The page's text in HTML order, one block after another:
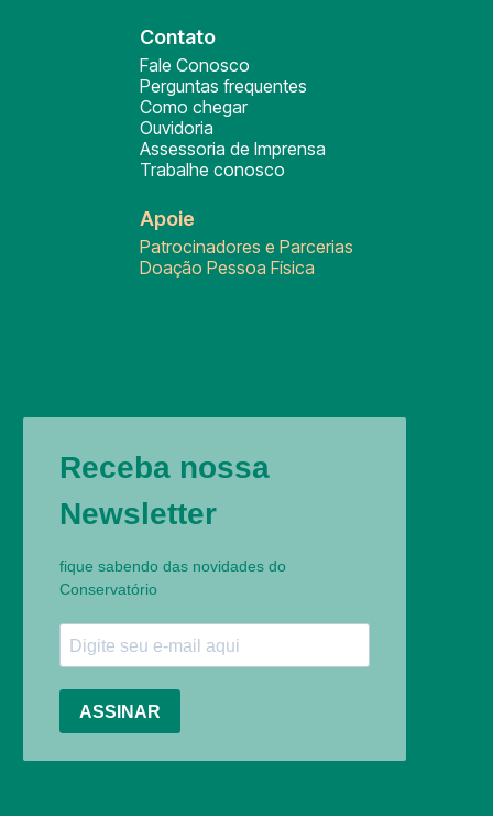
Contato
Fale Conosco
Perguntas frequentes
Como chegar
Ouvidoria
Assessoria de Imprensa
Trabalhe conosco
Apoie
Patrocinadores e Parcerias
Doação Pessoa Física